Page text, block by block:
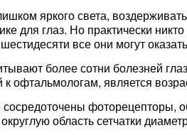
яркого света,
для глаз. Но практически
все они могут
более сотни болезней
офтальмологам, является
фоторецепторы,
область сетчатки